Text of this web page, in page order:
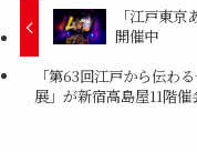
「江戸東
開催中
「第63回江戸から伝わ
展」が新宿高島屋11階